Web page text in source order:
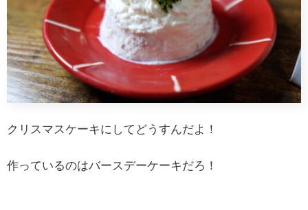
クリスマスケーキにしてどうすんだよ！
作っているのはバースデーケーキだろ！